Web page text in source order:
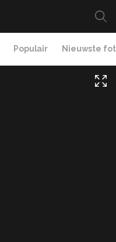
Populair Nieuwste